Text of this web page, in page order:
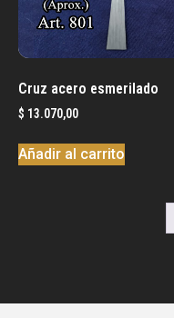
Cruz acero esmerilado
$ 13.070,00
Añadir al carrito